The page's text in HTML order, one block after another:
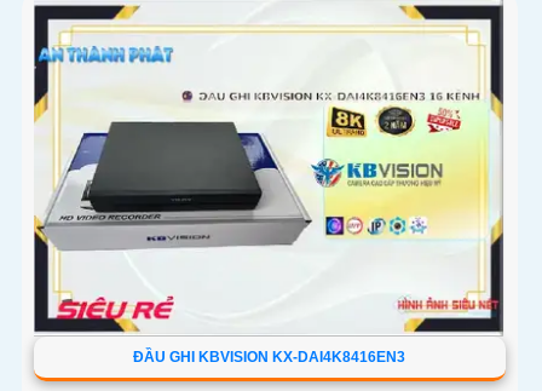
ĐẦU GHI KBVISION KX-DAI4K8416EN3